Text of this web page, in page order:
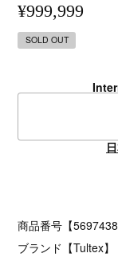
¥999,999
SOLD OUT
商品番号【
ブランド【Tultex】